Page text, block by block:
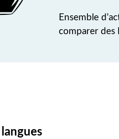
Ensemble
comparer des